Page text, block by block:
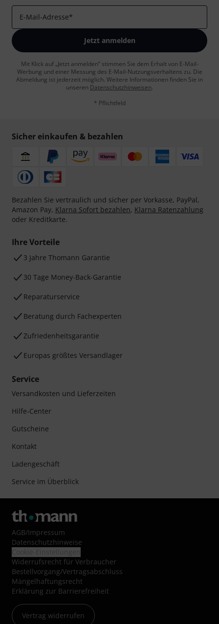
E-Mail-Adresse*
Jetzt anmelden
Mit Klick auf „Jetzt anmelden“ stimmen Sie dem Erhalt von E-Mail-
Werbung und einer Messung des E-Mail-Nutzungsverhaltens zu. Die
Abmeldung ist jederzeit möglich. Weitere Informationen finden Sie in
unseren Datenschutzhinweisen.
* Pflichtfeld
Sicher einkaufen & bezahlen
Bezahlen Sie vertraulich und sicher per Vorkasse, PayPal,
Amazon Pay, Klarna Sofort bezahlen, Klarna Ratenzahlung
oder Kreditkarte.
Ihre Vorteile
3 Jahre Thomann Garantie
30 Tage Money-Back-Garantie
Reparaturservice
Beratung durch Fachexperten
Zufriedenheitsgarantie
Europas größtes Versandlager
Service
Versandkosten und Lieferzeiten
Hilfe-Center
Gutscheine
Kontakt
Ladengeschäft
Service im Überblick
AGB/Impressum
Datenschutzhinweise
Widerrufsrecht für Verbraucher
Bestellvorgang/Vertragsabschluss
Mängelhaftungsrecht
Erklärung zur Barrierefreiheit
Vertrag widerrufen